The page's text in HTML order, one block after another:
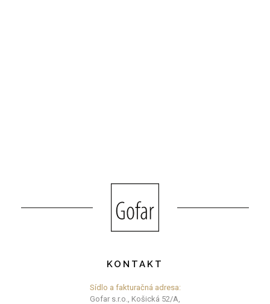
KONTAKT
Sídlo a fakturačná adresa:
Gofar s.r.o., Košická 52/A,